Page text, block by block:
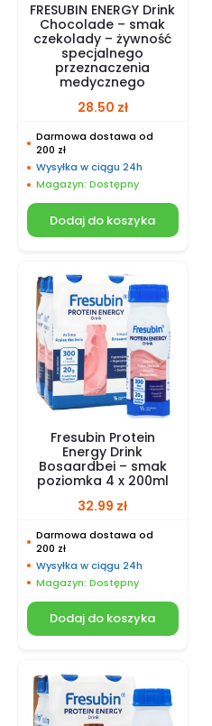
FRESUBIN ENERGY Drink
Chocolade – smak
czekolady – żywność
specjalnego
przeznaczenia
medycznego
28.50 zł
Darmowa dostawa od
200 zł
Wysyłka w ciągu 24h
Magazyn: Dostępny
Dodaj do koszyka
Fresubin Protein
Energy Drink
Bosaardbei – smak
poziomka 4 x 200ml
32.99 zł
Darmowa dostawa od
200 zł
Wysyłka w ciągu 24h
Magazyn: Dostępny
Dodaj do koszyka